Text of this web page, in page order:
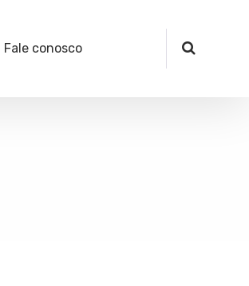
Fale conosco